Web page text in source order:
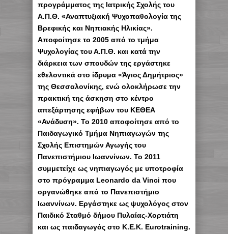
προγράμματος της Ιατρικής Σχολής του
Α.Π.Θ. «Αναπτυξιακή Ψυχοπαθολογία της
Βρεφικής και Νηπιακής Ηλικίας».
Αποφοίτησε το 2005 από το τμήμα
Ψυχολογίας του Α.Π.Θ. και κατά την
διάρκεια των σπουδών της εργάστηκε
εθελοντικά στο ίδρυμα «Άγιος Δημήτριος»
της Θεσσαλονίκης, ενώ ολοκλήρωσε την
πρακτική της άσκηση στο κέντρο
απεξάρτησης εφήβων του ΚΕΘΕΑ
«Ανάδυση». Το 2010 αποφοίτησε από το
Παιδαγωγικό Τμήμα Νηπιαγωγών της
Σχολής Επιστημών Αγωγής του
Πανεπιστήμιου Ιωαννίνων. Το 2011
συμμετείχε ως νηπιαγωγός με υποτροφία
στο πρόγραμμα Leonardo da Vinci που
οργανώθηκε από το Πανεπιστήμιο
Ιωαννίνων. Εργάστηκε ως ψυχολόγος στον
Παιδικό Σταθμό δήμου Πυλαίας-Χορτιάτη
και ως παιδαγωγός στο Κ.Ε.Κ. Eurotraining.